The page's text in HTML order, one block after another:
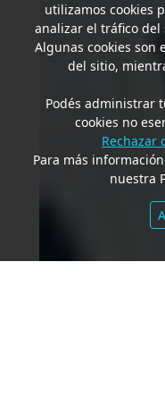
utilizamos cookies
analizar el tráfico del
Algunas cookies son
del sitio,
Podés administrar
cookies no
Rechazar
Para más
nuestra